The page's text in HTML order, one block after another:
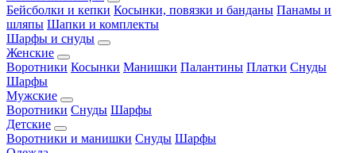
Бейсболки и кепки Косынки, повязки и банданы Панамы и
шляпы Шапки и комплекты
Шарфы и снуды
Женские
Воротники Косынки Манишки Палантины Платки Снуды
Шарфы
Мужские
Воротники Снуды Шарфы
Детские
Воротники и манишки Снуды Шарфы